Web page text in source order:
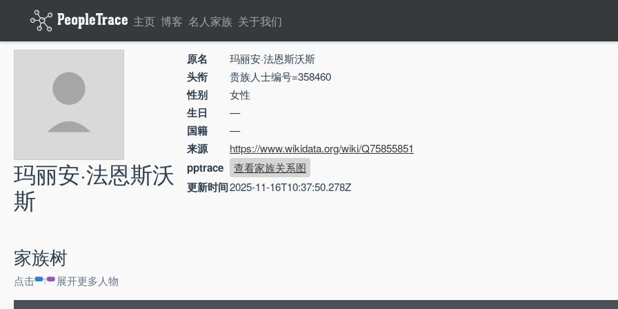
主页 博客 名人家族 关于我们
玛丽安·法恩斯沃
斯
原名 玛丽安·法恩斯沃斯
头衔 贵族人士编号=358460
性别 女性
生日 —
国籍 —
来源 https://www.wikidata.org/wiki/Q75855851
pptrace 查看家族关系图
更新时间2025-11-16T10:37:50.278Z
家族树
点击 展开更多人物